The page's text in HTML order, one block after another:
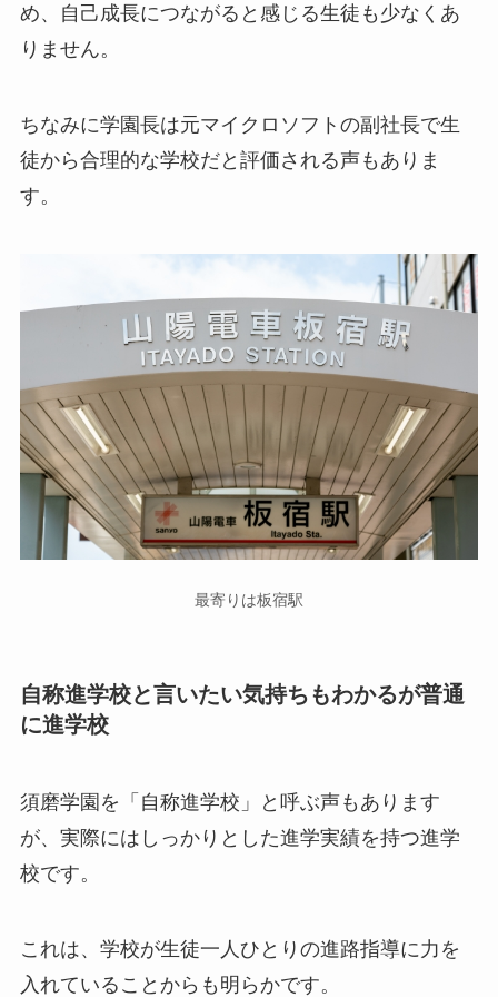
め、自己成長につながると感じる生徒も少なくあ
りません。
ちなみに学園長は元マイクロソフトの副社長で生
徒から合理的な学校だと評価される声もありま
す。
最寄りは板宿駅
自称進学校と言いたい気持ちもわかるが普通
に進学校
須磨学園を「自称進学校」と呼ぶ声もあります
が、実際にはしっかりとした進学実績を持つ進学
校です。
これは、学校が生徒一人ひとりの進路指導に力を
入れていることからも明らかです。